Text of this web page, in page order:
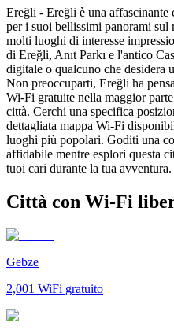
Ereğli - Ereğli è una affascinante
per i suoi bellissimi panorami sul
molti luoghi di interesse
di Ereğli, Anıt Parkı e l'antico
digitale o qualcuno che desidera
Non preoccuparti, Ereğli ha
Wi-Fi gratuite nella maggior
città. Cerchi una specifica
dettagliata mappa Wi-Fi
luoghi più popolari. Goditi una
affidabile mentre esplori questa
tuoi cari durante la tua avventura.
Città con Wi-Fi
Gebze
2,001 WiFi gratuito